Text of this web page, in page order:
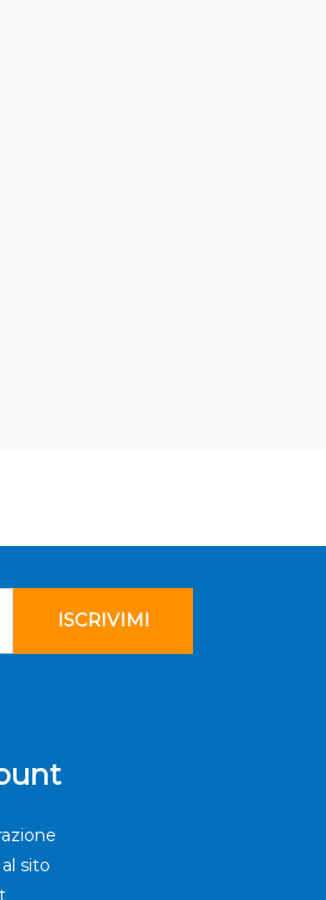
sito